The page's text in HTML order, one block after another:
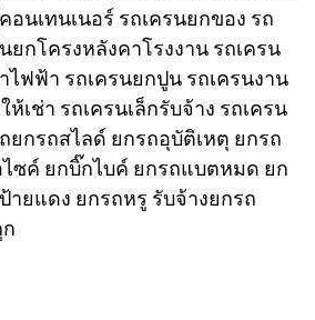
นเทนเนอร์ รถเครนยกของ รถ
ยกโครงหลังคาโรงงาน รถเครน
ไฟฟ้า รถเครนยกปูน รถเครนงาน
ห้เช่า รถเครนเล็กรับจ้าง รถเครน
ยกรถสไลด์ ยกรถอุบัติเหตุ ยกรถ
ซค์ ยกบิ๊กไบค์ ยกรถแบตหมด ยก
ายแดง ยกรถหรู รับจ้างยกรถ